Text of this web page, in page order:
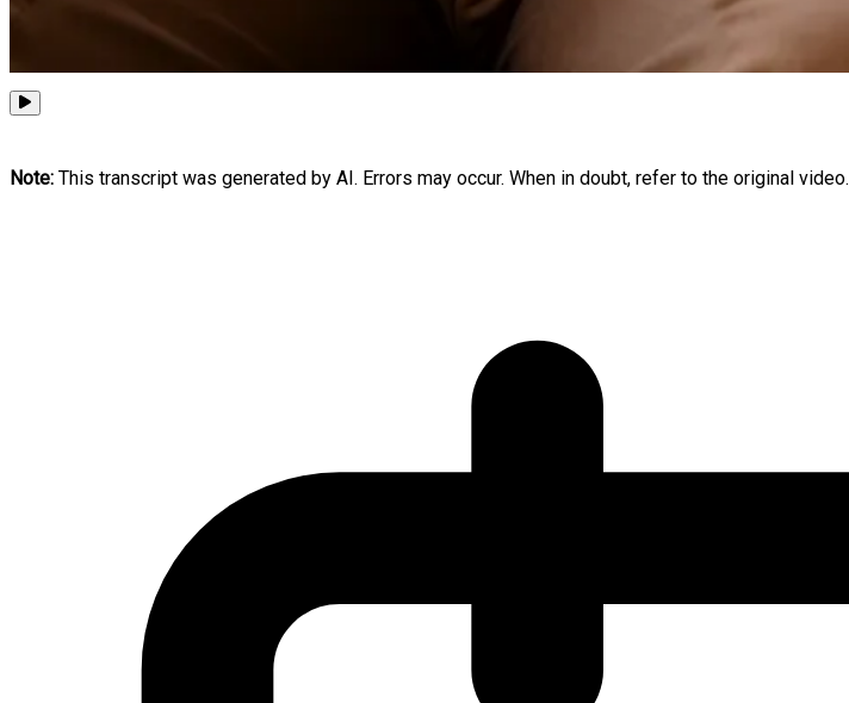
Note: This transcript was generated by AI. Errors may occur. When in doubt, refer to the original video.